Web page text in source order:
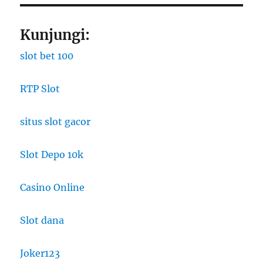
Kunjungi:
slot bet 100
RTP Slot
situs slot gacor
Slot Depo 10k
Casino Online
Slot dana
Joker123